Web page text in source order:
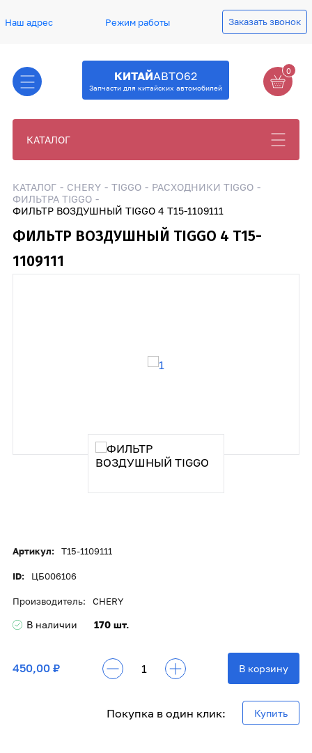
Наш адрес Режим работы Заказать звонок
КИТАЙАВТО62
Запчасти для китайских автомобилей
0
КАТАЛОГ
КАТАЛОГ CHERY TIGGO
РАСХОДНИКИ TIGGO
ФИЛЬТРА TIGGO
ФИЛЬТР ВОЗДУШНЫЙ TIGGO 4 T15-1109111
ФИЛЬТР ВОЗДУШНЫЙ TIGGO 4 T15-
1109111
Артикул: T15-1109111
ID: ЦБ006106
Производитель: CHERY
В наличии 170 шт.
450,00 ₽ В корзину
Покупка в один клик: Купить